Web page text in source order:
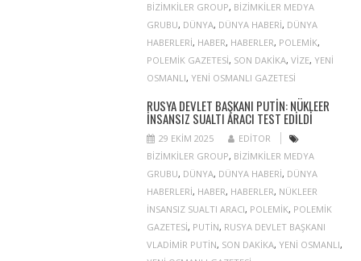
BIZIMKILER GROUP, BIZIMKILER MEDYA
GRUBU, DÜNYA, DÜNYA HABERI, DÜNYA
HABERLERI, HABER, HABERLER, POLEMIK,
POLEMIK GAZETESI, SON DAKIKA, VIZE, YENI
OSMANLI, YENI OSMANLI GAZETESI
RUSYA DEVLET BAŞKANI PUTIN: NÜKLEER
INSANSIZ SUALTI ARACI TEST EDILDI
29 EKIM 2025
EDITOR
BIZIMKILER GROUP, BIZIMKILER MEDYA
GRUBU, DÜNYA, DÜNYA HABERI, DÜNYA
HABERLERI, HABER, HABERLER, NÜKLEER
INSANSIZ SUALTI ARACI, POLEMIK, POLEMIK
GAZETESI, PUTIN, RUSYA DEVLET BAŞKANI
VLADIMIR PUTIN, SON DAKIKA, YENI OSMANLI,